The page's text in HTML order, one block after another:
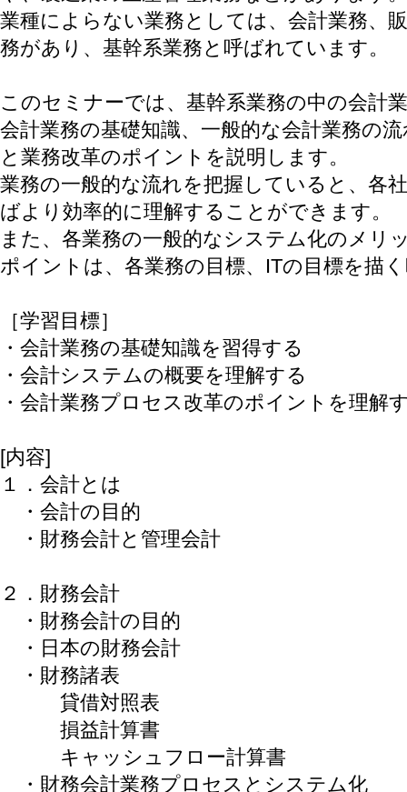
業種によらない業務としては、会計業務、
務があり、基幹系業務と呼ばれています。
このセミナーでは、基幹系業務の中の会計
会計業務の基礎知識、一般的な会計業務の
と業務改革のポイントを説明します。
業務の一般的な流れを把握していると、各
ばより効率的に理解することができます。
また、各業務の一般的なシステム化のメリ
ポイントは、各業務の目標、ITの目標を描
［学習目標］
・会計業務の基礎知識を習得する
・会計システムの概要を理解する
・会計業務プロセス改革のポイントを理解
[内容]
１．会計とは
・会計の目的
・財務会計と管理会計
２．財務会計
・財務会計の目的
・日本の財務会計
・財務諸表
貸借対照表
損益計算書
キャッシュフロー計算書
・財務会計業務プロセスとシステム化